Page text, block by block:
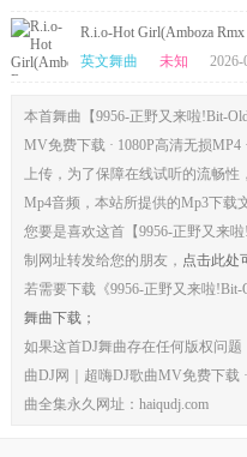
R.i.o-Hot Girl(Amboza
PopTechno
英文舞曲 未知 2026-
本首舞曲【9956-正野又来啦!Bit-
MV免费下载 · 1080P高清无损
上传，为了保障在线试听的流畅
Mp4音频，本站所提供的Mp3下载
您要是喜欢这首【9956-正野又来
制网址转发给您的朋友， 点击此处
若需要下载《9956-正野又来啦!Bit-
舞曲下载；
如果这首DJ舞曲存在任何版权问
曲DJ网｜超嗨DJ歌曲MV免费下载
曲全集永久网址：haiqudj.com